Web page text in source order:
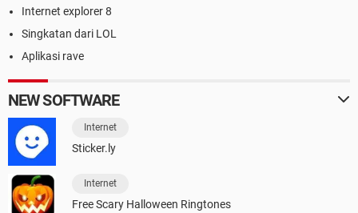
Internet explorer 8
Singkatan dari LOL
Aplikasi rave
NEW SOFTWARE
Internet
Sticker.ly
Internet
Free Scary Halloween Ringtones